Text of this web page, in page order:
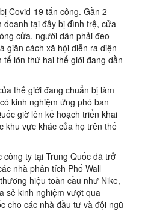
Covid-19 tấn công. Gần 2
tại đây bị đình trệ, cửa
cửa, người dân phải đeo
giãn cách xã hội diễn ra diện
tế lớn thứ hai thế giới đang dần
thế giới đang chuẩn bị làm
kinh nghiệm ứng phó ban
giờ lên kế hoạch triển khai
khu vực khác của họ trên thế
ty tại Trung Quốc đã trở
nhà phân tích Phố Wall
hiệu toàn cầu như Nike,
sẻ kinh nghiệm vượt qua
cho các nhà đầu tư và đội ngũ